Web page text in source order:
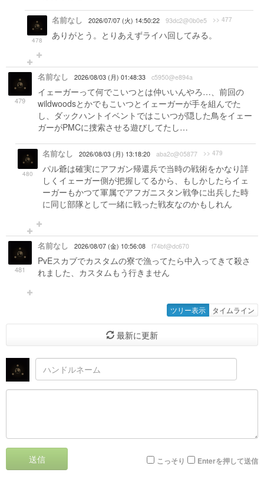
478
名前なし 2026/07/07 (火) 14:50:22 93dc2@0b0e5 >> 477
ありがとう。とりあえずライハ回してみる。
479
名前なし 2026/08/03 (月) 01:48:33 c5950@e894a
イェーガーって何でこいつとは仲いいんやろ…、前回の
wildwoodsとかでもこいつとイェーガーが手を組んでた
し、ダックハントイベントではこいつが隠した鳥をイェー
ガーがPMCに捜索させる遊びしてたし…
480
名前なし 2026/08/03 (月) 13:18:20 aba2c@05877 >> 479
パル爺は確実にアフガン帰還兵で当時の戦術をかなり詳
しくイェーガー側が把握してるから、もしかしたらイェ
ーガーもかつて軍属でアフガニスタン戦争に出兵した時
に同じ部隊として一緒に戦った戦友なのかもしれん
481
名前なし 2026/08/07 (金) 10:56:08 f74bf@dc670
PvEスカブでカスタムの寮で漁ってたら中入ってきて殺さ
れました、カスタムもう行きません
ツリー表示 タイムライン
最新に更新
送信 こっそり Enterを押して送信